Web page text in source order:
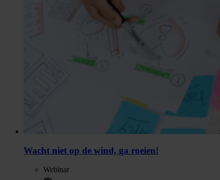
Wacht niet op de wind, ga roeien!
Webinar